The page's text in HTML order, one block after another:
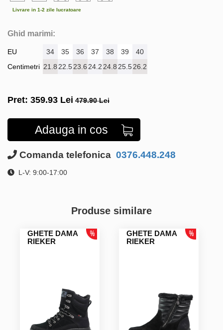
Livrare in 1-2 zile lucratoare
Ghid marimi:
EU
Centimetri
34 35 36 37 38 39
40
21.8 22.523.6 24.2 24.8 25.526.2
Pret: 359.93 Lei 479.90 Lei
Adauga in cos
Comanda telefonica 0376.448.248
L-V: 9:00-17:00
Produse similare
GHETE DAMA
RIEKER
GHETE DAMA
RIEKER